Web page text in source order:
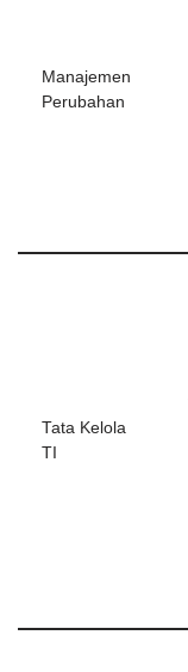
Manajemen
Perubahan
Tata Kelola
TI